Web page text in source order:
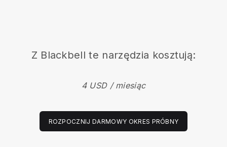
Z Blackbell te narzędzia kosztują:
4 USD / miesiąc
ROZPOCZNIJ DARMOWY OKRES PRÓBNY